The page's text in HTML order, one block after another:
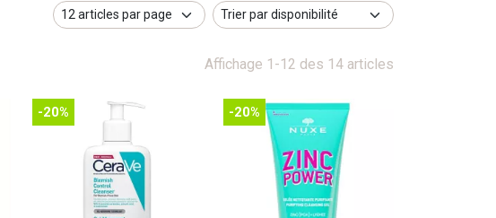
Affichage 1-12 des 14 articles
-20% -20%